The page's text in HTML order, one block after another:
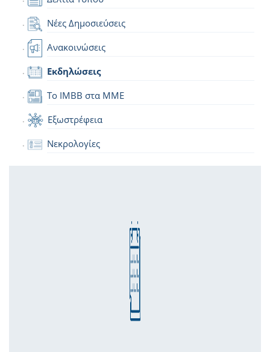
Νέες Δημοσιεύσεις
Ανακοινώσεις
Εκδηλώσεις
Το IMBB στα ΜΜΕ
Εξωστρέφεια
Νεκρολογίες